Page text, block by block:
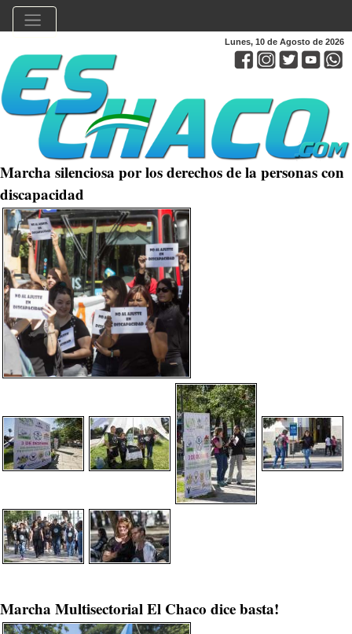
Lunes, 10 de Agosto de 2026
Marcha silenciosa por los derechos de la personas con
discapacidad
Marcha Multisectorial El Chaco dice basta!